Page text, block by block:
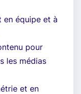
en équipe et à
pour
les médias
et en